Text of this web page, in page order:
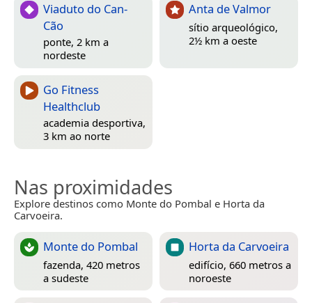
Viaduto do Can-
Cão
ponte, 2 km a
nordeste
Anta de Valmor
sítio arqueológico,
2½ km a oeste
Go Fitness
Healthclub
academia desportiva,
3 km ao norte
Nas proximidades
Explore destinos como Monte do Pombal e Horta da
Carvoeira.
Monte do Pombal
fazenda, 420 metros
a sudeste
Horta da Carvoeira
edifício, 660 metros a
noroeste